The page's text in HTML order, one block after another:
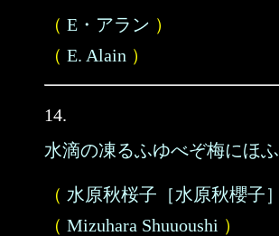
（ E・アラン ）
（ E. Alain ）
14.
水滴の凍るふゆべぞ梅にほふ
（ 水原秋桜子［水原秋櫻子］
（ Mizuhara Shuuoushi ）